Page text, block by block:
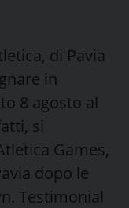
di Pavia
in
8 agosto al
si
Games,
dopo le
Testimonial